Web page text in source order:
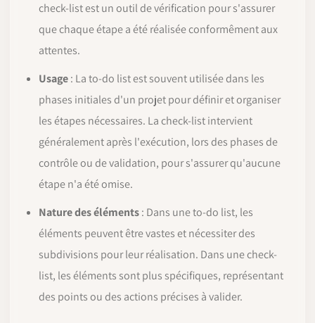
check-list est un outil de vérification pour s'assurer
que chaque étape a été réalisée conformêment aux
attentes.
Usage: La to-do list est souvent utilisée dans les
phases initiales d'un projet pour définir et organiser
les étapes nécessaires. La check-list intervient
généralement après l'exécution, lors des phases de
contrôle ou de validation, pour s'assurer qu'aucune
étape n'a été omise.
Nature des éléments: Dans une to-do list, les
éléments peuvent être vastes et nécessiter des
subdivisions pour leur réalisation. Dans une check-
list, les éléments sont plus spécifiques, représentant
des points ou des actions précises à valider.